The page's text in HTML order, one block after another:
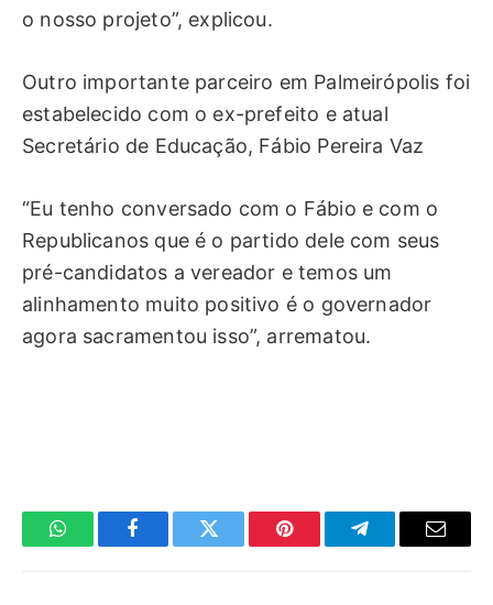
o nosso projeto”, explicou.
Outro importante parceiro em Palmeirópolis foi
estabelecido com o ex-prefeito e atual
Secretário de Educação, Fábio Pereira Vaz
“Eu tenho conversado com o Fábio e com o
Republicanos que é o partido dele com seus
pré-candidatos a vereador e temos um
alinhamento muito positivo é o governador
agora sacramentou isso”, arrematou.
WhatsAppFacebookTwitter Pinterest TelegramaE-